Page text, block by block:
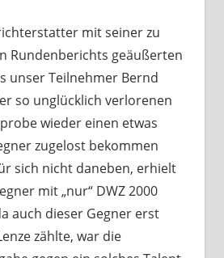
Turniere
Startseite
hinterlassen
mit seiner zu
Rundenberichts geäußerten
unser Teilnehmer Bernd
so unglücklich verlorenen
wieder einen etwas
zugelost bekommen
sich nicht daneben, erhielt
mit „nur“ DWZ 2000
auch dieser Gegner erst
zählte, war die